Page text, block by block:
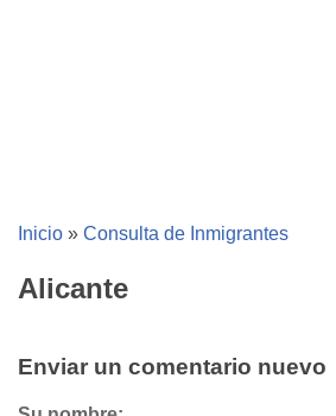
Inicio » Consulta de Inmigrantes
Alicante
Enviar un comentario nuevo